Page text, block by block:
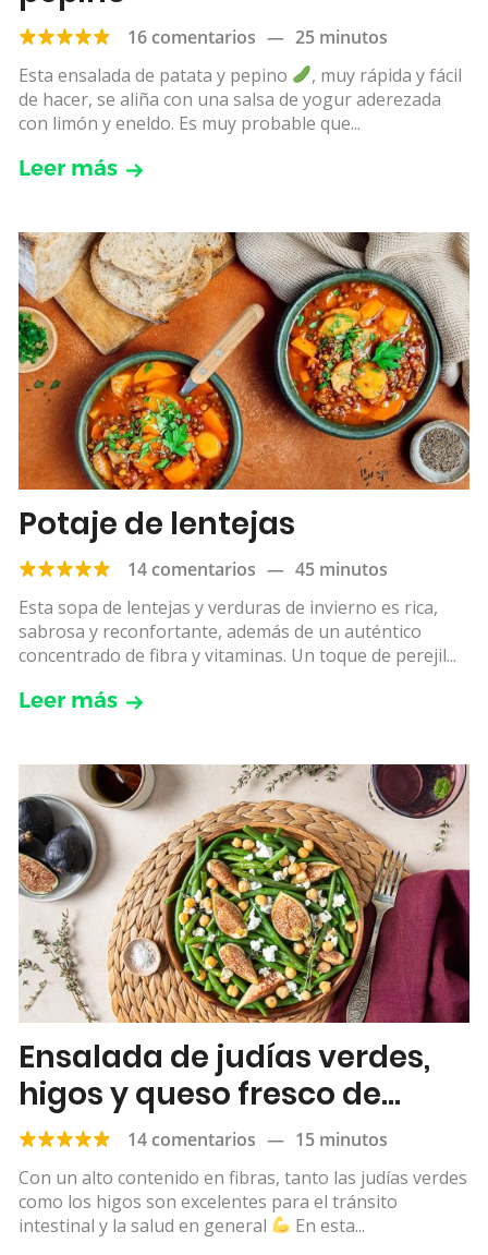
16 comentarios — 25 minutos
Esta ensalada de patata y pepino
, muy rápida y fácil
de hacer, se aliña con una salsa de yogur aderezada
con limón y eneldo. Es muy probable que...
Leer más
Potaje de lentejas
14 comentarios — 45 minutos
Esta sopa de lentejas y verduras de invierno es rica,
sabrosa y reconfortante, además de un auténtico
concentrado de fibra y vitaminas. Un toque de perejil...
Leer más
Ensalada de judías verdes,
higos y queso fresco de
cabra
14 comentarios — 15 minutos
Con un alto contenido en fibras, tanto las judías verdes
como los higos son excelentes para el tránsito
intestinal y la salud en general
En esta...